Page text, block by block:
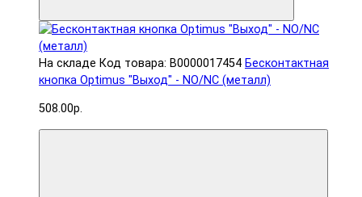
На складе Код товара: В0000017454 Бесконтактная
кнопка Optimus "Выход" - NO/NC (металл)
508.00р.